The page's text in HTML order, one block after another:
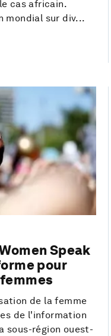
cas africain.
mondial sur div...
Speak
pour
de la femme
de l'information
sous-région ouest-